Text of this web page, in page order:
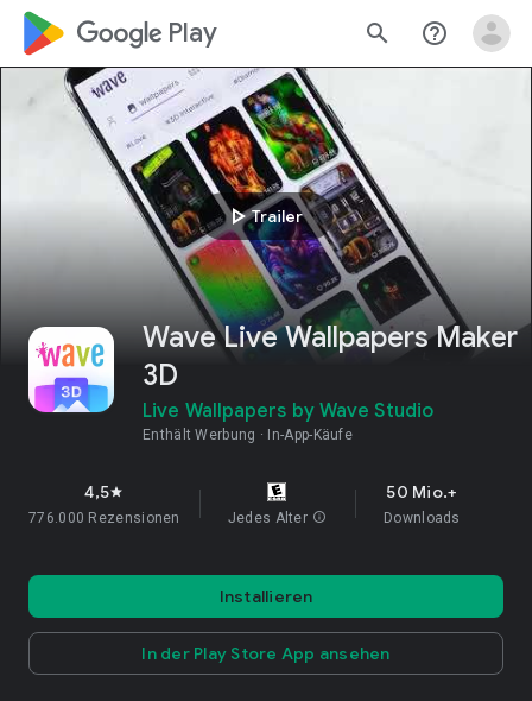
google_logo Play search help_outline
play_arrowTrailer
Wave Live Wallpapers Maker
3D
Live Wallpapers by Wave Studio
Enthält Werbung In-App-Käufe
4,5star
776.000 Rezensionen Jedes Alter info
50 Mio.+
Downloads
Installieren
In der Play Store App ansehen